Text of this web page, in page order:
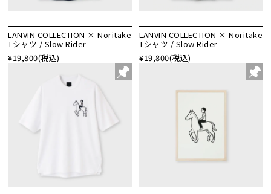
LANVIN COLLECTION × Noritake
Tシャツ / Slow Rider
¥19,800(税込)
LANVIN COLLECTION × Noritake
Tシャツ / Slow Rider
¥19,800(税込)